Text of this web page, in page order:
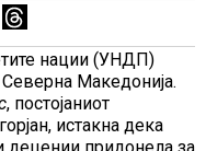
нации (УНДП)
Македонија.
, постојаниот
истакна дека